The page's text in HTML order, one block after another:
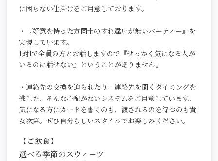
に困らない仕掛けをご用意しております。
・『好意を持った方同士のすれ違いが無いパーティー』を
実現しています。
1対1で全員の方とお話しますので『せっかく気になる人が
いるのに話せない』ということがありません。
・連絡先の交換を迫られたり、連絡先を聞くタイミングを
逃した、そんな心配がないシステムをご用意しています。
気になる方にカードを書くのも、渡されるのを待つのも貴
女次第。ぜひ自分らしいスタイルでお楽しみください。
【ご飲食】
選べる季節のスウィーツ